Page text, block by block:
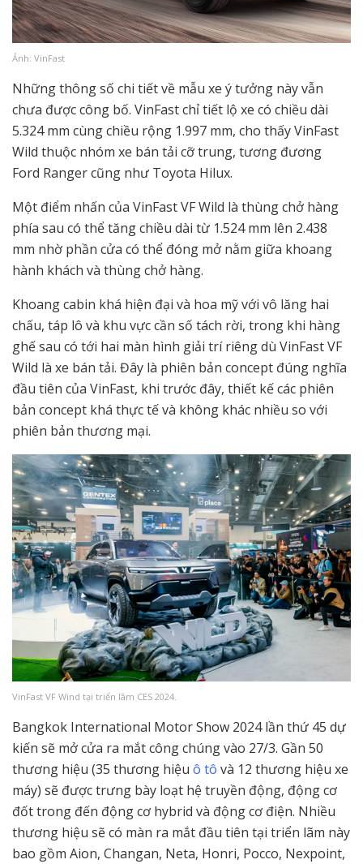
Ảnh: VinFast
Những thông số chi tiết về mẫu xe ý tưởng này vẫn
chưa được công bố. VinFast chỉ tiết lộ xe có chiều dài
5.324 mm cùng chiều rộng 1.997 mm, cho thấy VinFast
Wild thuộc nhóm xe bán tải cỡ trung, tương đương
Ford Ranger cũng như Toyota Hilux.
Một điểm nhấn của VinFast VF Wild là thùng chở hàng
phía sau có thể tăng chiều dài từ 1.524 mm lên 2.438
mm nhờ phần cửa có thể đóng mở nằm giữa khoang
hành khách và thùng chở hàng.
Khoang cabin khá hiện đại và hoa mỹ với vô lăng hai
chấu, táp lô và khu vực cần số tách rời, trong khi hàng
ghế sau có tới hai màn hình giải trí riêng dù VinFast VF
Wild là xe bán tải. Đây là phiên bản concept đúng nghĩa
đầu tiên của VinFast, khi trước đây, thiết kế các phiên
bản concept khá thực tế và không khác nhiều so với
phiên bản thương mại.
VinFast VF Wind tại triển lãm CES 2024.
Bangkok International Motor Show 2024 lần thứ 45 dự
kiến sẽ mở cửa ra mắt công chúng vào 27/3. Gần 50
thương hiệu (35 thương hiệu ô tô và 12 thương hiệu xe
máy) sẽ được trưng bày loạt hệ truyền động, động cơ
đốt trong đến động cơ hybrid và động cơ điện. Nhiều
thương hiệu sẽ có màn ra mắt đầu tiên tại triển lãm này
bao gồm Aion, Changan, Neta, Honri, Pocco, Nexpoint,